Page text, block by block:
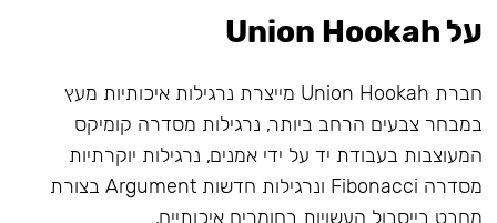
על Union Hookah
חברת Union Hookah מייצרת נרגילות איכותיות מעץ
במבחר צבעים הרחב ביותר, נרגילות מסדרה קומיקס
המעוצבות בעבודת יד על ידי אמנים, נרגילות יוקרתיות
מסדרה Fibonacci ונרגילות חדשות Argument בצורת
מחבט בייסבול העשויות בחומרים איכותיים.